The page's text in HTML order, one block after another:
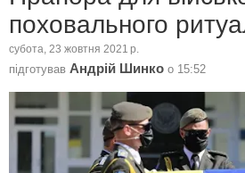
поховального
субота, 23 жовтня 2021 р.
підготував Андрій Шинко о 15:52